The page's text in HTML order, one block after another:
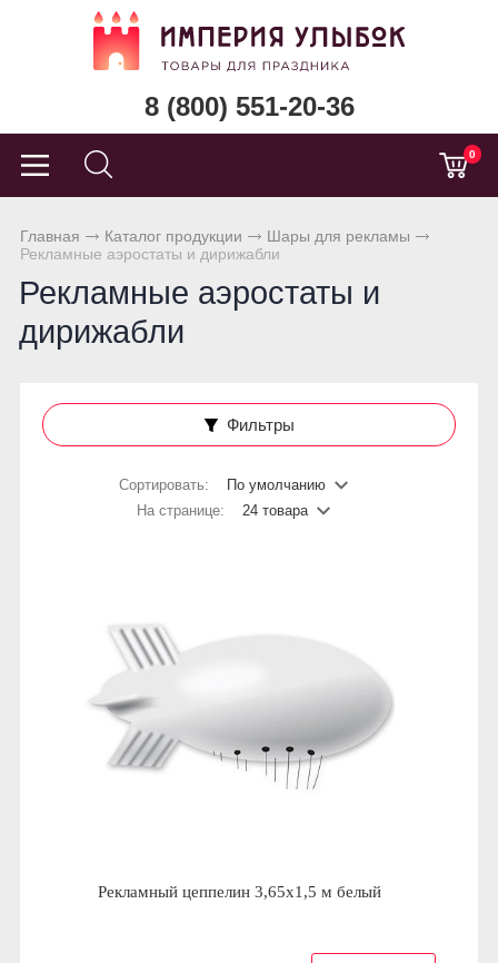
8 (800) 551-20-36
0
Главная Каталог продукции
Шары для рекламы
Рекламные аэростаты и дирижабли
Рекламные аэростаты и
дирижабли
Фильтры
Сортировать:
По умолчанию
На странице:
24 товара
Рекламный цеппелин 3,65х1,5 м белый